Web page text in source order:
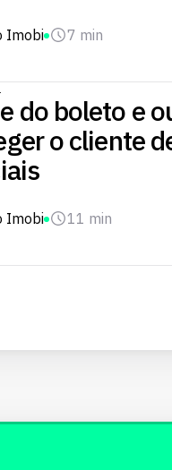
Imobi 7 min
do boleto e
o cliente
Imobi 11 min